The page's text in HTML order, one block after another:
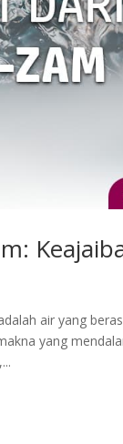
air yang
yang